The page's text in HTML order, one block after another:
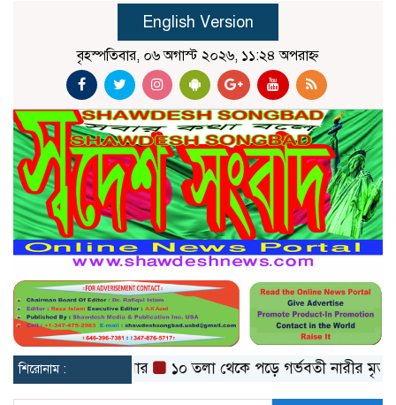
English Version
বৃহস্পতিবার, ০৬ অগাস্ট ২০২৬, ১১:২৪ অপরাহ্ন
শিরোনাম :
ভাঙলো মিয়ানমার ১০ তলা থেকে পড়ে গর্ভবতী নারীর মৃত্যু,